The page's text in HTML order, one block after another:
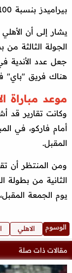
بيراميدز بنسبة 100%.
يشار إلى أن
الجولة الثالثة من
جعل عدد الأندية
هناك فريق "باي"
موعد مباراة
وكانت تقارير قد
أمام فاركو، في
المقبل.
ومن المنتظر أن
الثانية من بطولة
يوم الجمعة
الوسوم الاهلي
مقالات ذات صلة